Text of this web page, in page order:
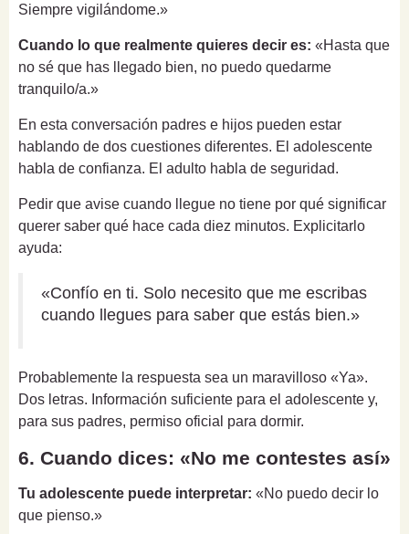
Siempre vigilándome.»
Cuando lo que realmente quieres decir es: «Hasta que
no sé que has llegado bien, no puedo quedarme
tranquilo/a.»
En esta conversación padres e hijos pueden estar
hablando de dos cuestiones diferentes. El adolescente
habla de confianza. El adulto habla de seguridad.
Pedir que avise cuando llegue no tiene por qué significar
querer saber qué hace cada diez minutos. Explicitarlo
ayuda:
«Confío en ti. Solo necesito que me escribas
cuando llegues para saber que estás bien.»
Probablemente la respuesta sea un maravilloso «Ya».
Dos letras. Información suficiente para el adolescente y,
para sus padres, permiso oficial para dormir.
6. Cuando dices: «No me contestes así»
Tu adolescente puede interpretar: «No puedo decir lo
que pienso.»